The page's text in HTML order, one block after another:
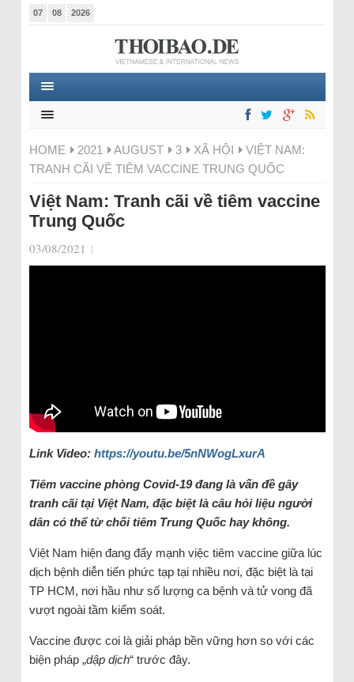
07 08 2026
HOME 2021 AUGUST 3 XÃ HỘI
VIỆT NAM:
TRANH CÃI VỀ TIÊM VACCINE TRUNG QUỐC
Việt Nam: Tranh cãi về tiêm vaccine
Trung Quốc
03/08/2021 |
Link Video: https://youtu.be/5nNWogLxurA
Tiêm vaccine phòng Covid-19 đang là vấn đề gây
tranh cãi tại Việt Nam, đặc biệt là câu hỏi liệu người
dân có thể từ chối tiêm Trung Quốc hay không.
Việt Nam hiện đang đẩy mạnh việc tiêm vaccine giữa lúc
dịch bệnh diễn tiến phức tạp tại nhiều nơi, đặc biệt là tại
TP HCM, nơi hầu như số lượng ca bệnh và tử vong đã
vượt ngoài tầm kiểm soát.
Vaccine được coi là giải pháp bền vững hơn so với các
biện pháp „dập dịch“ trước đây.